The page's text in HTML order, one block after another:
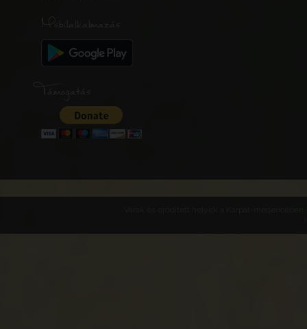
Mobilalkalmazás
Támogatás